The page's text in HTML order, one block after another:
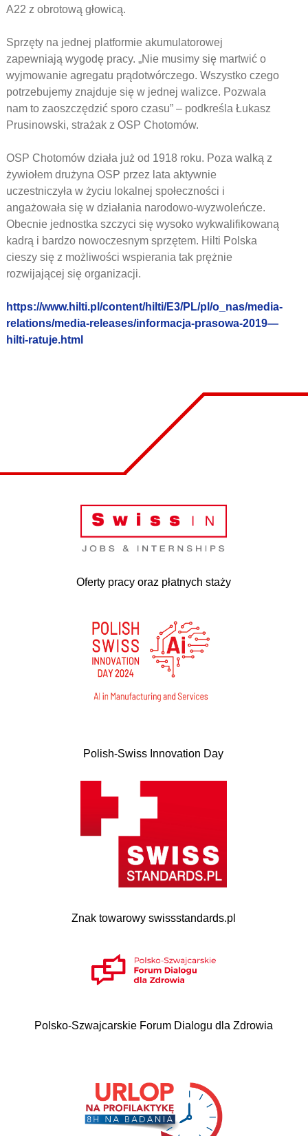
A22 z obrotową głowicą.
Sprzęty na jednej platformie akumulatorowej
zapewniają wygodę pracy. „Nie musimy się martwić o
wyjmowanie agregatu prądotwórczego. Wszystko czego
potrzebujemy znajduje się w jednej walizce. Pozwala
nam to zaoszczędzić sporo czasu” – podkreśla Łukasz
Prusinowski, strażak z OSP Chotomów.
OSP Chotomów działa już od 1918 roku. Poza walką z
żywiołem drużyna OSP przez lata aktywnie
uczestniczyła w życiu lokalnej społeczności i
angażowała się w działania narodowo-wyzwoleńcze.
Obecnie jednostka szczyci się wysoko wykwalifikowaną
kadrą i bardzo nowoczesnym sprzętem. Hilti Polska
cieszy się z możliwości wspierania tak prężnie
rozwijającej się organizacji.
https://www.hilti.pl/content/hilti/E3/PL/pl/o_nas/media-
relations/media-releases/informacja-prasowa-2019—
hilti-ratuje.html
Oferty pracy oraz płatnych staży
Polish-Swiss Innovation Day
Znak towarowy swissstandards.pl
Polsko-Szwajcarskie Forum Dialogu dla Zdrowia